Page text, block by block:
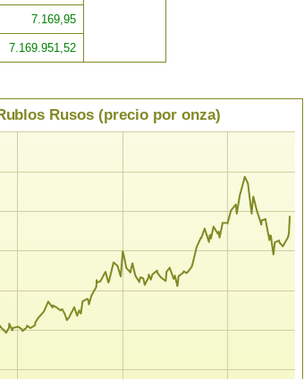
7.169,95
7.169.951,52
Rusos (precio por onza)